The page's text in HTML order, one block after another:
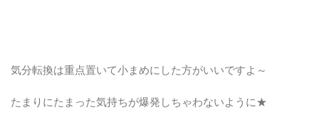
気分転換は重点置いて小まめにした方がいいですよ～
たまりにたまった気持ちが爆発しちゃわないように★